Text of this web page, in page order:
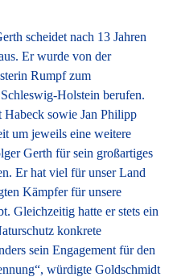
scheidet nach 13 Jahren
Er wurde von der
Rumpf zum
Holstein berufen.
sowie Jan Philipp
um jeweils eine weitere
Gerth für sein großartiges
Er hat viel für unser Land
Kämpfer für unsere
Gleichzeitig hatte er stets ein
konkrete
sein Engagement für den
würdigte Goldschmidt